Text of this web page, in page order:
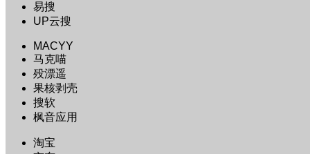
易搜
UP云搜
MACYY
马克喵
殁漂遥
果核剥壳
搜软
枫音应用
淘宝